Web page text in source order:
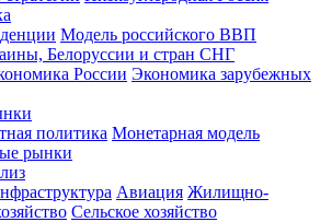
Модель российского ВВП
Белоруссии и стран СНГ
России Экономика зарубежных
политика Монетарная модель
рынки
Авиация Жилищно-
Сельское хозяйство